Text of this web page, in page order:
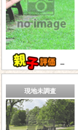
－
現地未調査